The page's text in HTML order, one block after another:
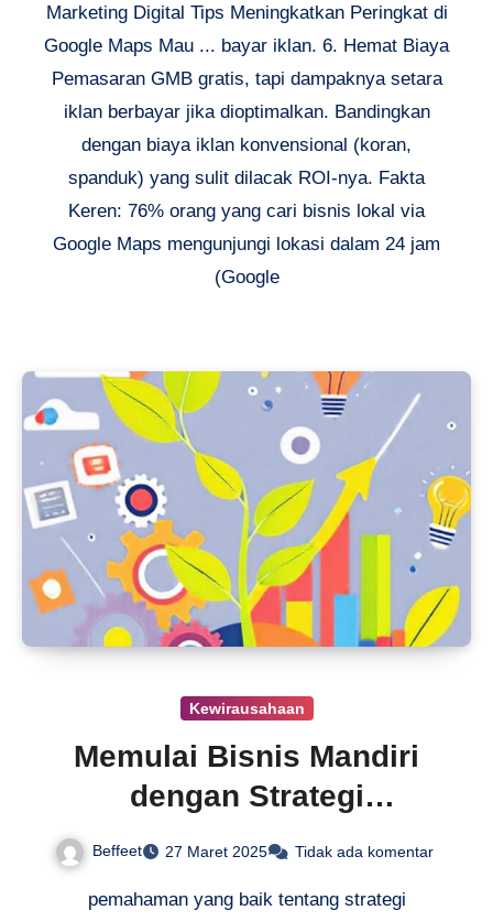
Marketing Digital Tips Meningkatkan Peringkat di
Google Maps Mau ... bayar iklan. 6. Hemat Biaya
Pemasaran GMB gratis, tapi dampaknya setara
iklan berbayar jika dioptimalkan. Bandingkan
dengan biaya iklan konvensional (koran,
spanduk) yang sulit dilacak ROI-nya. Fakta
Keren: 76% orang yang cari bisnis lokal via
Google Maps mengunjungi lokasi dalam 24 jam
(Google
Kewirausahaan
Memulai Bisnis Mandiri
dengan Strategi
Pemasaran
Beffeet 27 Maret 2025 Tidak ada komentar
pemahaman yang baik tentang strategi